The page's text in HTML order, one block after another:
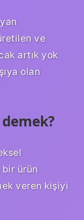
ve
artık yok
olan
ürün
veren kişiyi